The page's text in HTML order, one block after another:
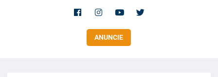
ANUNCIE